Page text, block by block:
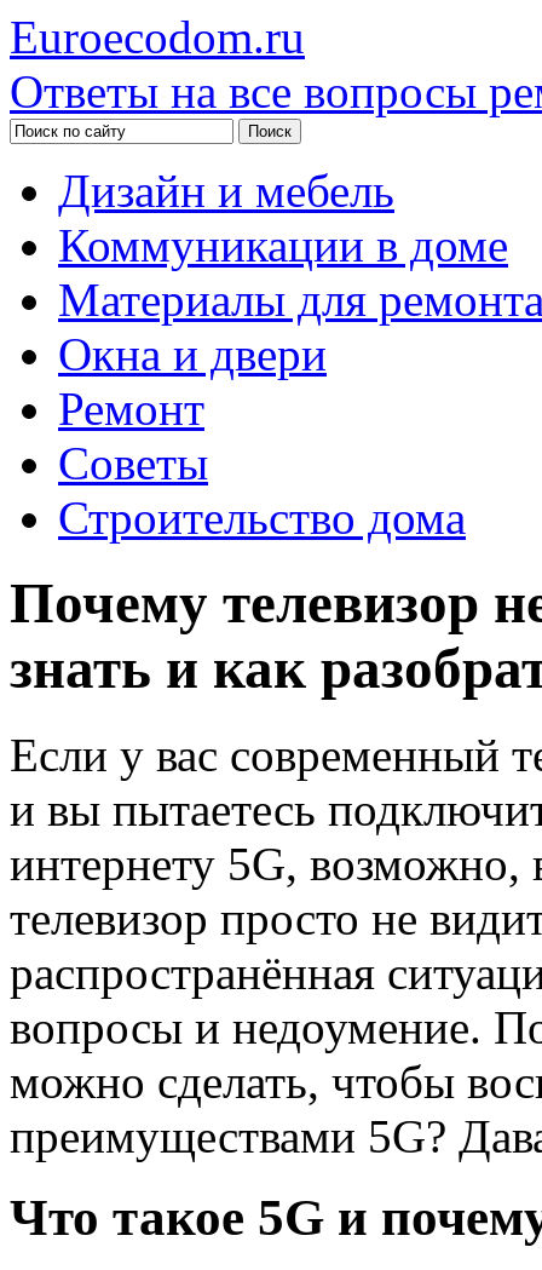
Euroecodom.ru
Ответы на все вопросы
Дизайн и мебель
Коммуникации в доме
Материалы для
Окна и двери
Ремонт
Советы
Строительство дома
Почему телевизор
знать и как
Если у вас современный
и вы пытаетесь
интернету 5G,
телевизор просто не
распространённая
вопросы и недоумение.
можно сделать, чтобы
преимуществами 5G?
Что такое 5G и